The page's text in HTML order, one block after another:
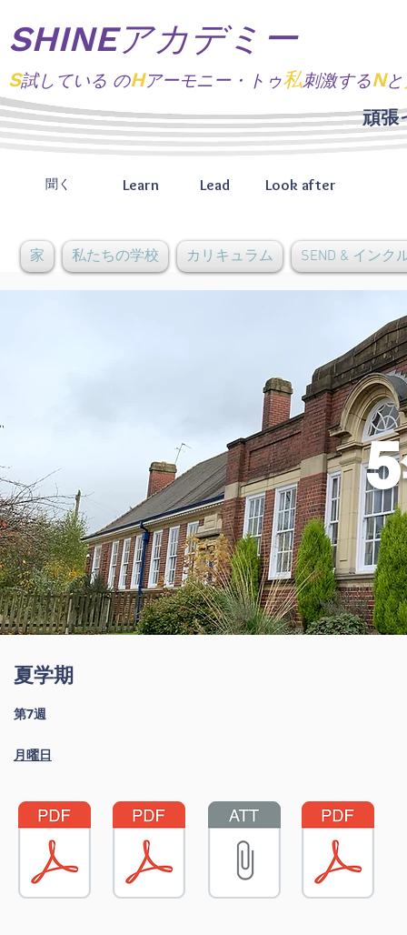
SHINEアカデミー
S試している のHアーモニー・トゥ私刺激するNと
聞く Learn Lead Look after
頑張
家 私たちの学校 カリキュラム SEND & インク
夏学期
第7週
月曜日